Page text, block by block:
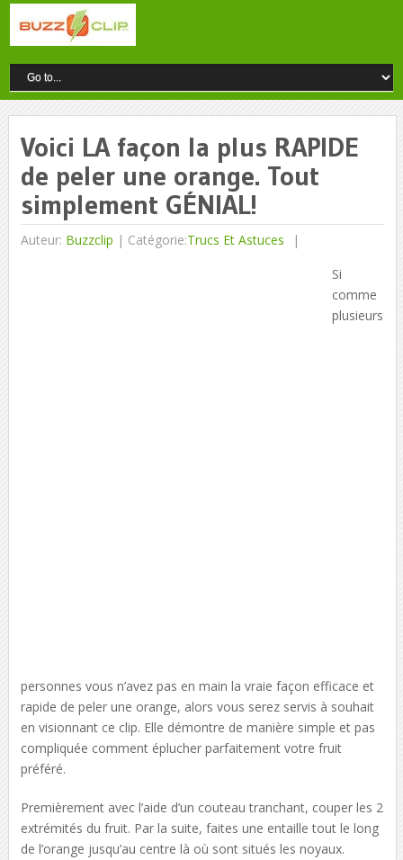
Voici LA façon la plus RAPIDE
de peler une orange. Tout
simplement GÉNIAL!
Auteur: Buzzclip | Catégorie:Trucs Et Astuces
Si
comme
plusieurs
personnes vous n’avez pas en main la vraie façon efficace et
rapide de peler une orange, alors vous serez servis à souhait
en visionnant ce clip. Elle démontre de manière simple et pas
compliquée comment éplucher parfaitement votre fruit
préféré.
Premièrement avec l’aide d’un couteau tranchant, couper les 2
extrémités du fruit. Par la suite, faites une entaille tout le long
de l’orange jusqu’au centre là où sont situés les noyaux.